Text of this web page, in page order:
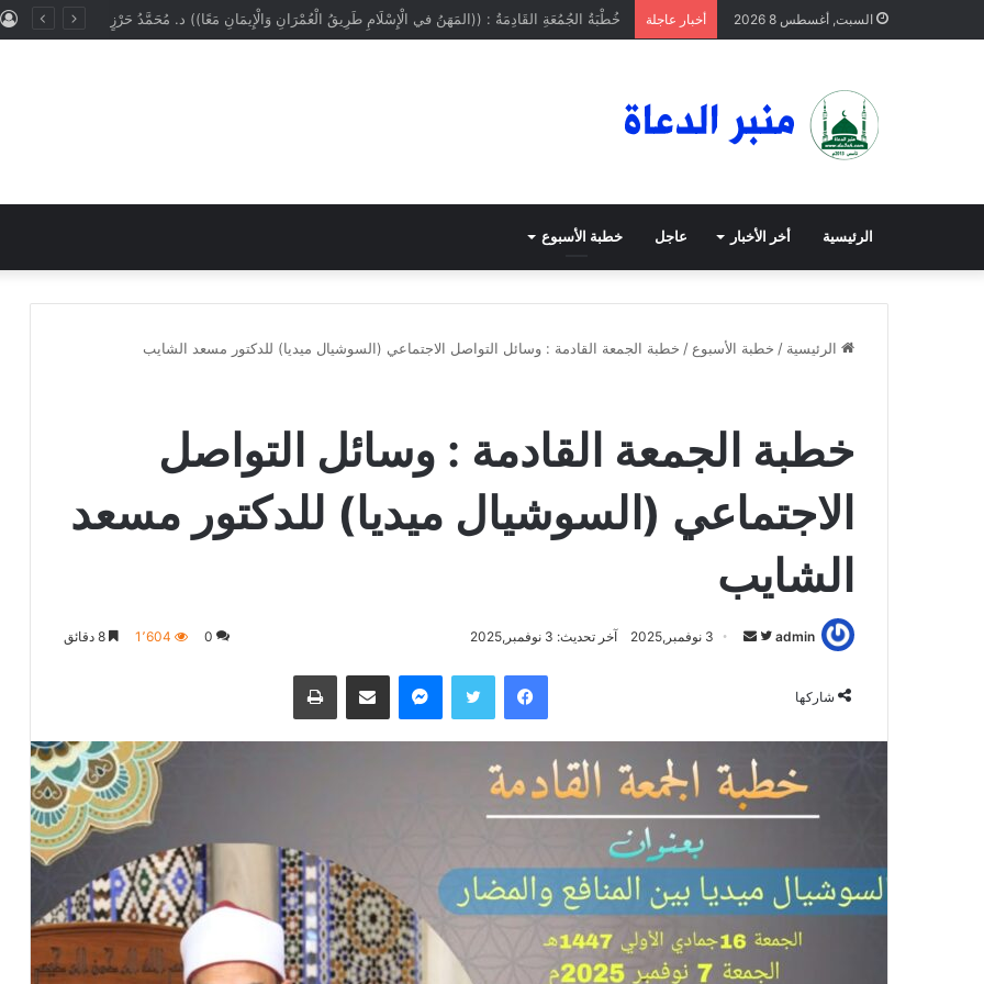
السبت, أغسطس 8 2026 أخبار عاجلة خُطْبَةُ الجُمُعَةِ القَادِمَةُ : ((المَهَنُ في الْإِسْلَامِ طَرِيقُ الْعُمْرَانِ وَالْإِيمَانِ مَعًا)) د. مُحَمَّدُ حَرْزٍ
الرئيسية أخر الأخبار عاجل خطبة الأسبوع
الرئيسية / خطبة الأسبوع / خطبة الجمعة القادمة : وسائل التواصل الاجتماعي (السوشيال ميديا) للدكتور مسعد الشايب
خطبة الجمعة القادمة : وسائل التواصل
الاجتماعي (السوشيال ميديا) للدكتور مسعد
الشايب
admin
ت
ع
ل
ى
ت
ي
ت
ب
ي
د
إ
ل
ت
ر
3 نوفمبر,2025 آخر تحديث: 3 نوفمبر,2025 0 1٬604
شاركها
فيسبوك